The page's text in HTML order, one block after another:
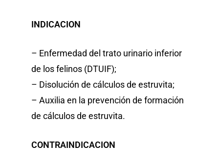
INDICACION
– Enfermedad del trato urinario inferior
de los felinos (DTUIF);
– Disolución de cálculos de estruvita;
– Auxilia en la prevención de formación
de cálculos de estruvita.
CONTRAINDICACION